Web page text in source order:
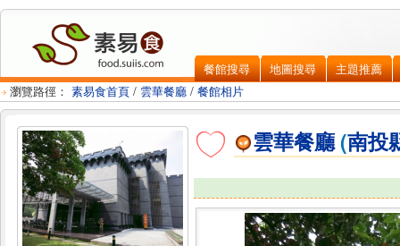
餐館搜尋 地圖搜尋
主題推薦
瀏覽路徑： 素易食首頁 / 雲華餐廳 / 餐館相片
雲華餐廳 (南投